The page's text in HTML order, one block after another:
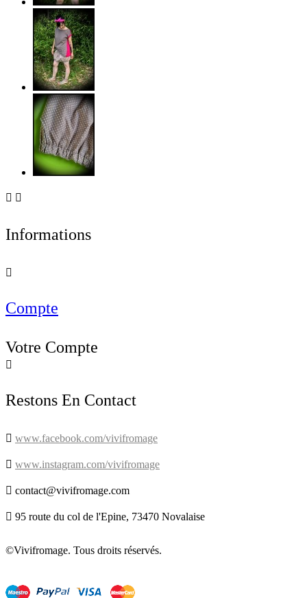
 
Informations

Compte
Votre Compte

Restons En Contact
 www.facebook.com/vivifromage
 www.instagram.com/vivifromage
 contact@vivifromage.com
 95 route du col de l'Epine, 73470 Novalaise
©Vivifromage. Tous droits réservés.